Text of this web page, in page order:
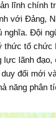
lĩnh chính
với Đảng,
nghĩa. Đội
thức tổ chức
lực lãnh
đổi mới
năng phân